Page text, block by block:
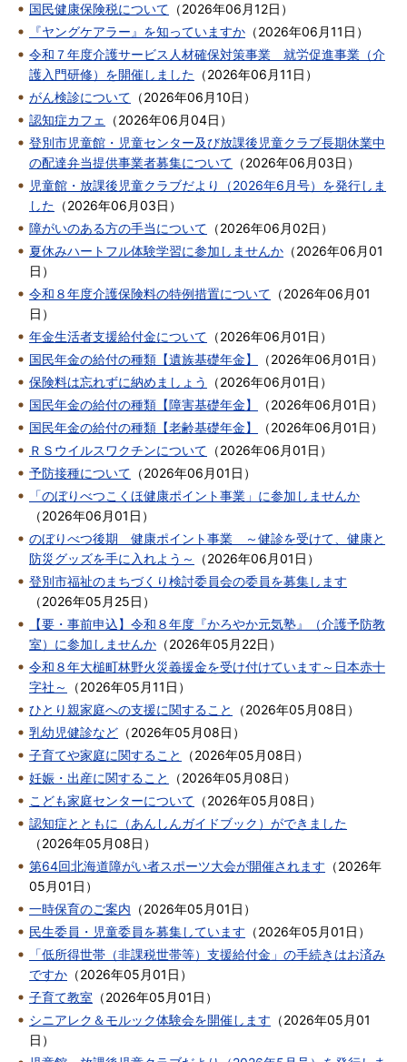
国民健康保険税について （2026年06月12日 ）
『ヤングケアラー』を知っていますか （2026年06月11日 ）
令和７年度介護サービス人材確保対策事業 就労促進事業（介
護入門研修）を開催しました （2026年06月11日 ）
がん検診について （2026年06月10日 ）
認知症カフェ
（2026年06月04日 ）
登別市児童館・児童センター及び放課後児童クラブ長期休業中
の配達弁当提供事業者募集について （2026年06月03日 ）
児童館・放課後児童クラブだより（2026年6月号）を発行しま
した （2026年06月03日 ）
障がいのある方の手当について （2026年06月02日 ）
夏休みハートフル体験学習に参加しませんか （2026年06月01
日 ）
令和８年度介護保険料の特例措置について （2026年06月01
日 ）
年金生活者支援給付金について （2026年06月01日 ）
国民年金の給付の種類【遺族基礎年金】
（2026年06月01日 ）
保険料は忘れずに納めましょう
（2026年06月01日 ）
国民年金の給付の種類【障害基礎年金】
（2026年06月01日 ）
国民年金の給付の種類【老齢基礎年金】
（2026年06月01日 ）
ＲＳウイルスワクチンについて （2026年06月01日 ）
予防接種について （2026年06月01日 ）
「のぼりべつこくほ健康ポイント事業」に参加しませんか
（2026年06月01日 ）
のぼりべつ後期 健康ポイント事業 ～健診を受けて、健康と
防災グッズを手に入れよう～
（2026年06月01日 ）
登別市福祉のまちづくり検討委員会の委員を募集します
（2026年05月25日 ）
【要・事前申込】令和８年度『かろやか元気塾』（介護予防教
室）に参加しませんか （2026年05月22日 ）
令和８年大槌町林野火災義援金を受け付けています～日本赤十
字社～
（2026年05月11日 ）
ひとり親家庭への支援に関すること
（2026年05月08日 ）
乳幼児健診など （2026年05月08日 ）
子育てや家庭に関すること
（2026年05月08日 ）
妊娠・出産に関すること
（2026年05月08日 ）
こども家庭センターについて （2026年05月08日 ）
認知症とともに（あんしんガイドブック）ができました
（2026年05月08日 ）
第64回北海道障がい者スポーツ大会が開催されます （2026年
05月01日 ）
一時保育のご案内 （2026年05月01日 ）
民生委員・児童委員を募集しています （2026年05月01日 ）
「低所得世帯（非課税世帯等）支援給付金」の手続きはお済み
ですか （2026年05月01日 ）
子育て教室 （2026年05月01日 ）
シニアレク＆モルック体験会を開催します （2026年05月01
日 ）